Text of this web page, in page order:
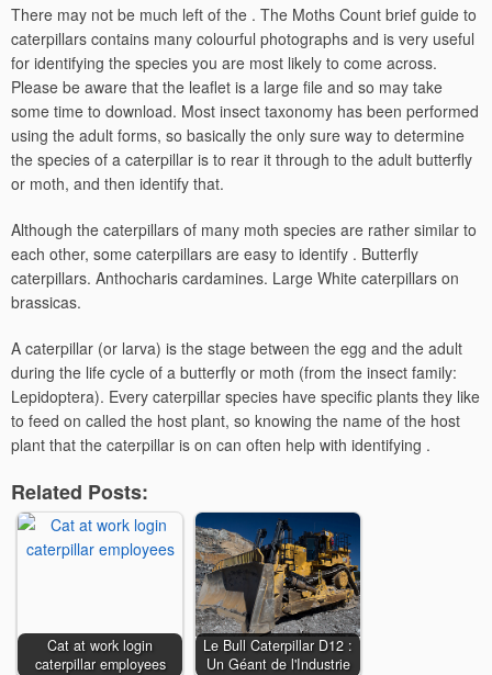
There may not be much left of the . The Moths Count brief guide to
caterpillars contains many colourful photographs and is very useful
for identifying the species you are most likely to come across.
Please be aware that the leaflet is a large file and so may take
some time to download. Most insect taxonomy has been performed
using the adult forms, so basically the only sure way to determine
the species of a caterpillar is to rear it through to the adult butterfly
or moth, and then identify that.
Although the caterpillars of many moth species are rather similar to
each other, some caterpillars are easy to identify . Butterfly
caterpillars. Anthocharis cardamines. Large White caterpillars on
brassicas.
A caterpillar (or larva) is the stage between the egg and the adult
during the life cycle of a butterfly or moth (from the insect family:
Lepidoptera). Every caterpillar species have specific plants they like
to feed on called the host plant, so knowing the name of the host
plant that the caterpillar is on can often help with identifying .
Related Posts:
Cat at work login
caterpillar employees
Le Bull Caterpillar D12 :
Un Géant de l'Industrie